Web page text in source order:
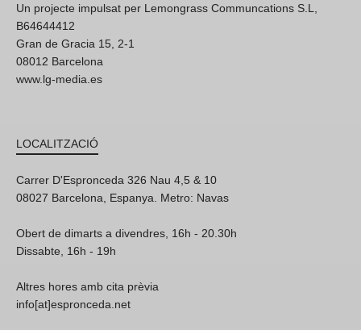
Un projecte impulsat per Lemongrass Communcations S.L,
B64644412
Gran de Gracia 15, 2-1
08012 Barcelona
www.lg-media.es
LOCALITZACIÓ
Carrer D'Espronceda 326 Nau 4,5 & 10
08027 Barcelona, Espanya. Metro: Navas
Obert de dimarts a divendres, 16h - 20.30h
Dissabte, 16h - 19h
Altres hores amb cita prèvia
info[at]espronceda.net